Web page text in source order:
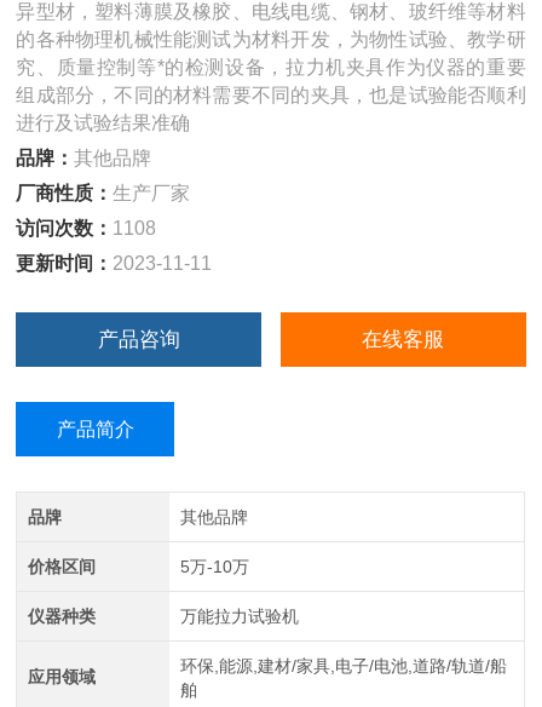
异型材，塑料薄膜及橡胶、电线电缆、钢材、玻纤维等材料
的各种物理机械性能测试为材料开发，为物性试验、教学研
究、质量控制等*的检测设备，拉力机夹具作为仪器的重要
组成部分，不同的材料需要不同的夹具，也是试验能否顺利
进行及试验结果准确
品牌：其他品牌
厂商性质：生产厂家
访问次数： 1108
更新时间： 2023-11-11
产品咨询 在线客服
产品简介
品牌 其他品牌
价格区间 5万-10万
仪器种类 万能拉力试验机
应用领域
环保,能源,建材/家具,电子/电池,道路/轨道/船
舶